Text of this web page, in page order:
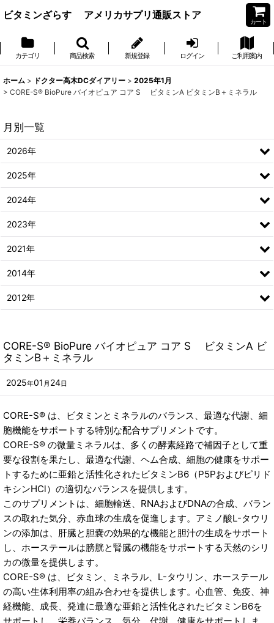
ビタミンざらす アメリカサプリ通販ストア
カート
カテゴリ 商品検索 新規登録 ログイン ご利用案内
ホーム > ドクター高木DCダイアリー > 2025年1月
> CORE-S® BioPure バイオピュア コア S ビタミンA ビタミンB＋ミネラル
CORE-S® BioPure バイオピュア コア S ビタミンA ビ
タミンB＋ミネラル
2025年01 月 24日
CORE-S® は、ビタミンとミネラルのバランス、最適な代謝、細
胞機能をサポートする特別な配合サプリメントです。
CORE-S® の微量ミネラルは、多くの酵素経路で補因子として重
要な役割を果たし、最適な代謝、ヘム合成、細胞の健康をサポー
トするために亜鉛と活性化されたビタミンB6（P5Pおよびピリド
キシンHCl）の適切なバランスを提供します。
このサプリメントは、細胞輸送、RNAおよびDNAの合成、バラン
スの取れた気分、赤血球の生成を促進します。アミノ酸L-タウリ
ンの添加は、肝臓と胆嚢の効果的な機能と胆汁の生成をサポート
し、ホーステールは膀胱と腎臓の機能をサポートする天然のシリ
カの微量を提供します。
CORE-S® は、ビタミン、ミネラル、L-タウリン、ホーステール
の高い生体利用率の組み合わせを提供します。心血管、免疫、神
経機能、成長、発達に最適な亜鉛と活性化されたビタミンB6を
月別一覧
2026年
2025年
2024年
2023年
2021年
2014年
2012年